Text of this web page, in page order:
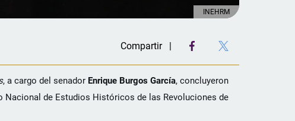
INEHRM
Compartir
, a cargo del senador Enrique Burgos García, concluyeron
Nacional de Estudios Históricos de las Revoluciones de